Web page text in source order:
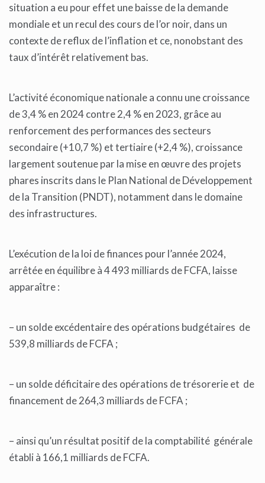
situation a eu pour effet une baisse de la demande
mondiale et un recul des cours de l’or noir, dans un
contexte de reflux de l’inflation et ce, nonobstant des
taux d’intérêt relativement bas.
L’activité économique nationale a connu une croissance
de 3,4 % en 2024 contre 2,4 % en 2023, grâce au
renforcement des performances des secteurs
secondaire (+10,7 %) et tertiaire (+2,4 %), croissance
largement soutenue par la mise en œuvre des projets
phares inscrits dans le Plan National de Développement
de la Transition (PNDT), notamment dans le domaine
des infrastructures.
L’exécution de la loi de finances pour l’année 2024,
arrêtée en équilibre à 4 493 milliards de FCFA, laisse
apparaître :
– un solde excédentaire des opérations budgétaires de
539,8 milliards de FCFA ;
– un solde déficitaire des opérations de trésorerie et de
financement de 264,3 milliards de FCFA ;
– ainsi qu’un résultat positif de la comptabilité générale
établi à 166,1 milliards de FCFA.